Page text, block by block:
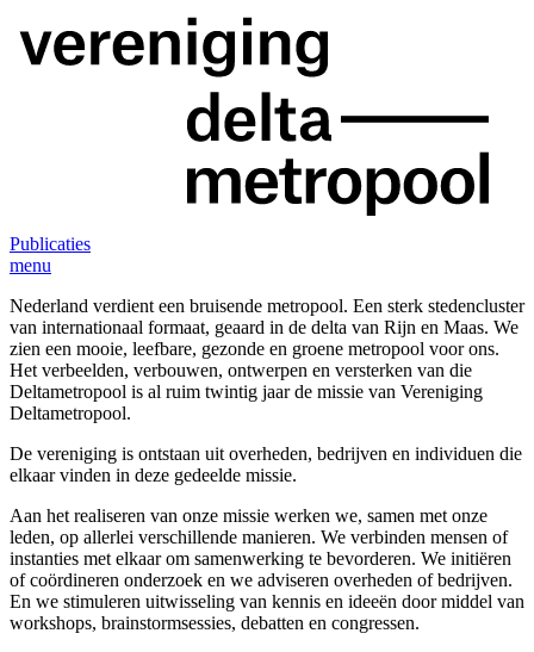
Publicaties
menu
Nederland verdient een bruisende metropool. Een sterk stedencluster
van internationaal formaat, geaard in de delta van Rijn en Maas. We
zien een mooie, leefbare, gezonde en groene metropool voor ons.
Het verbeelden, verbouwen, ontwerpen en versterken van die
Deltametropool is al ruim twintig jaar de missie van Vereniging
Deltametropool.
De vereniging is ontstaan uit overheden, bedrijven en individuen die
elkaar vinden in deze gedeelde missie.
Aan het realiseren van onze missie werken we, samen met onze
leden, op allerlei verschillende manieren. We verbinden mensen of
instanties met elkaar om samenwerking te bevorderen. We initiëren
of coördineren onderzoek en we adviseren overheden of bedrijven.
En we stimuleren uitwisseling van kennis en ideeën door middel van
workshops, brainstormsessies, debatten en congressen.